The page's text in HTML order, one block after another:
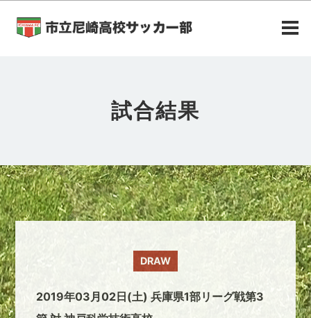
試合結果
DRAW
2019年03月02日(土) 兵庫県1部リーグ戦第3